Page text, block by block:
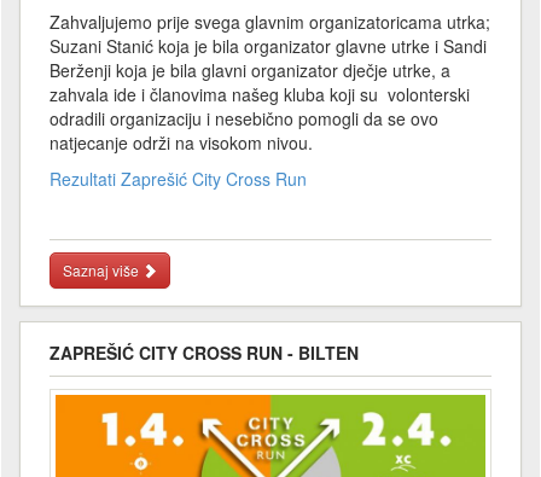
Zahvaljujemo prije svega glavnim organizatoricama utrka;
Suzani Stanić koja je bila organizator glavne utrke i Sandi
Berženji koja je bila glavni organizator dječje utrke, a
zahvala ide i članovima našeg kluba koji su volonterski
odradili organizaciju i nesebično pomogli da se ovo
natjecanje održi na visokom nivou.
Rezultati Zaprešić City Cross Run
Saznaj više
ZAPREŠIĆ CITY CROSS RUN - BILTEN